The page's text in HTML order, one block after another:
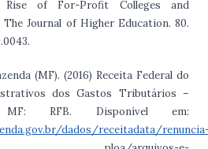
Rise of For-Profit Colleges and
Journal of Higher Education. 80.
(MF). (2016) Receita Federal do
dos Gastos Tributários –
RFB. Disponível em:
dados/receitadata/